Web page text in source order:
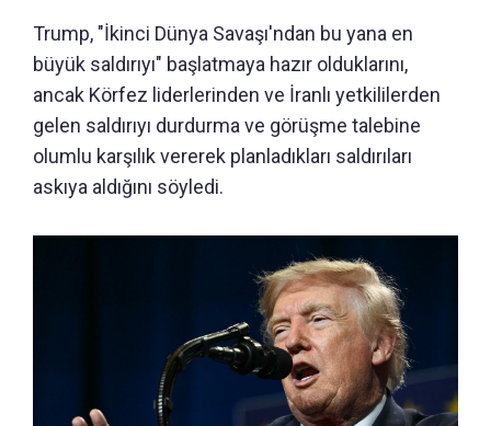
Trump, "İkinci Dünya Savaşı'ndan bu yana en
büyük saldırıyı" başlatmaya hazır olduklarını,
ancak Körfez liderlerinden ve İranlı yetkililerden
gelen saldırıyı durdurma ve görüşme talebine
olumlu karşılık vererek planladıkları saldırıları
askıya aldığını söyledi.